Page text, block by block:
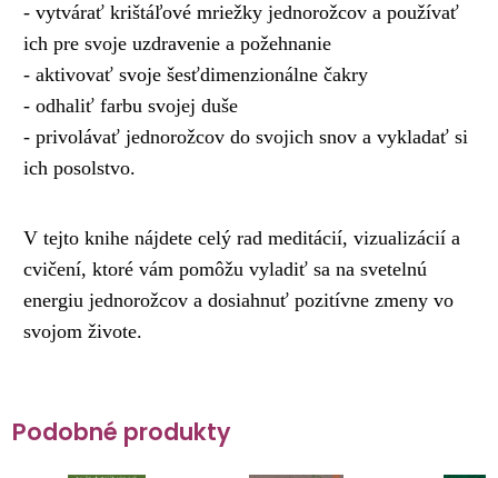
- vytvárať krištáľové mriežky jednorožcov a používať
ich pre svoje uzdravenie a požehnanie
- aktivovať svoje šesťdimenzionálne čakry
- odhaliť farbu svojej duše
- privolávať jednorožcov do svojich snov a vykladať si
ich posolstvo.
V tejto knihe nájdete celý rad meditácií, vizualizácií a
cvičení, ktoré vám pomôžu vyladiť sa na svetelnú
energiu jednorožcov a dosiahnuť pozitívne zmeny vo
svojom živote.
Podobné produkty